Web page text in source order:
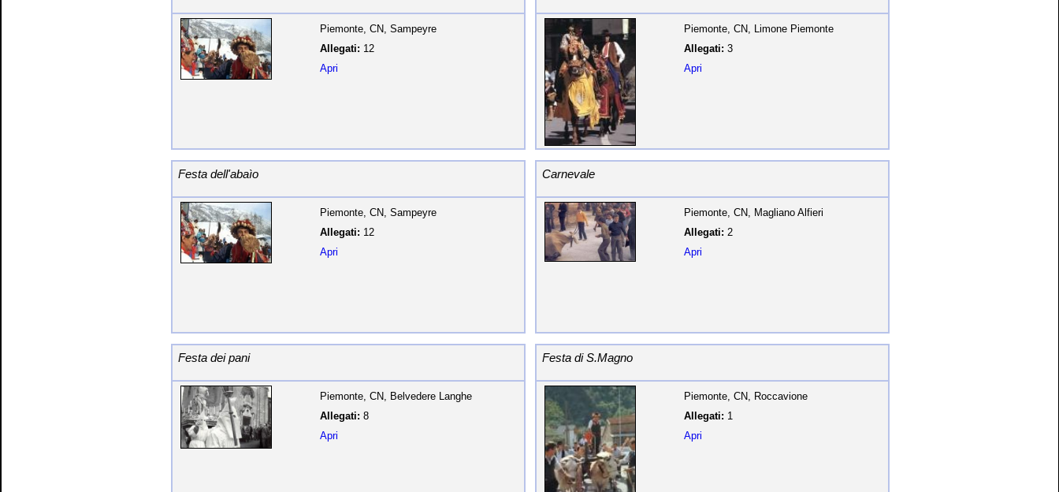
Piemonte, CN, Sampeyre
Allegati: 12
Apri
Piemonte, CN, Limone Piemonte
Allegati: 3
Apri
Festa dell'abaìo
Piemonte, CN, Sampeyre
Allegati: 12
Apri
Carnevale
Piemonte, CN, Magliano Alfieri
Allegati: 2
Apri
Festa dei pani
Piemonte, CN, Belvedere Langhe
Allegati: 8
Apri
Festa di S.Magno
Piemonte, CN, Roccavione
Allegati: 1
Apri